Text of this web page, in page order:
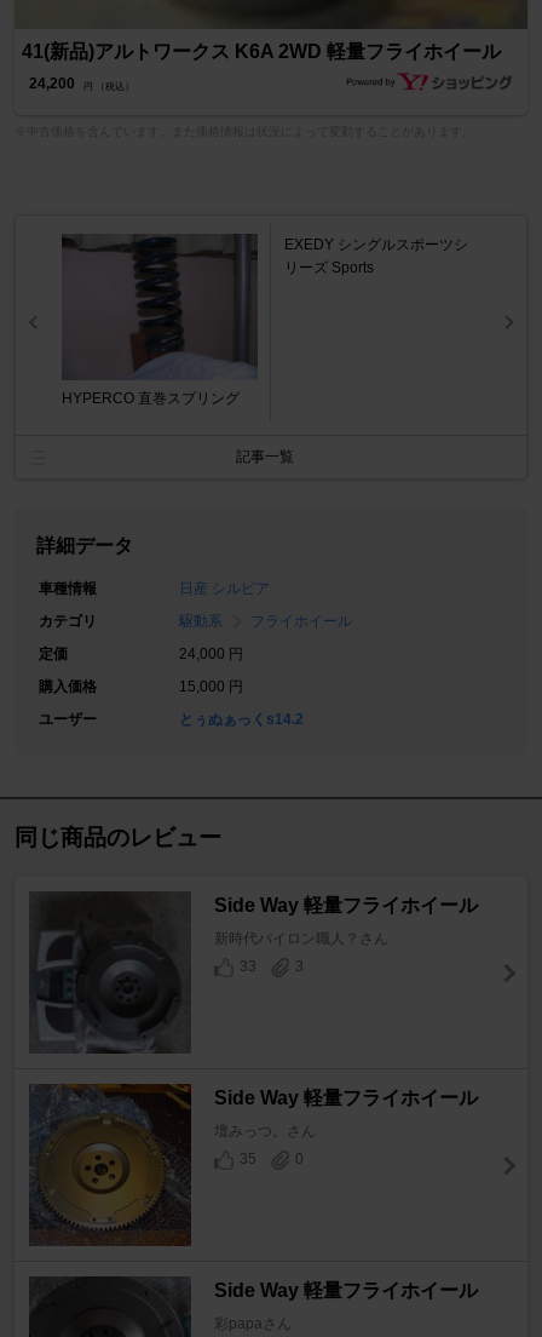
41(新品)アルトワークス K6A 2WD 軽量フライホイール
24,200 円 （税込）
HYPERCO 直巻スプリング
EXEDY シングルスポーツシ
リーズ Sports
記事一覧
詳細データ
車種情報
日産 シルビア
カテゴリ
駆動系
フライホイール
定価
24,000 円
購入価格
15,000 円
ユーザー
とぅぬぁっくs14.2
同じ商品のレビュー
Side Way 軽量フライホイール
新時代パイロン職人？さん
33
3
Side Way 軽量フライホイール
壇みっつ。さん
35
0
Side Way 軽量フライホイール
彩papaさん